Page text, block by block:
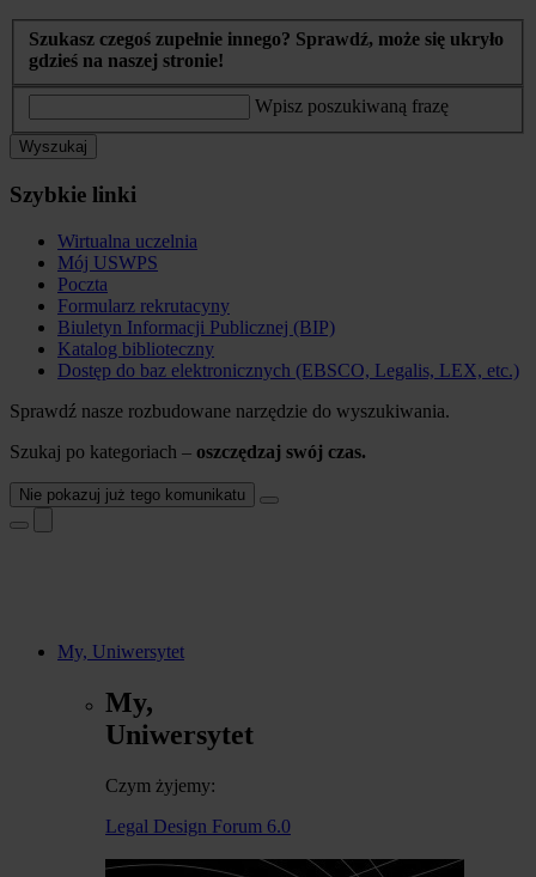
Szukasz czegoś zupełnie innego? Sprawdź, może się ukryło
gdzieś na naszej stronie!
Wpisz poszukiwaną frazę
Wyszukaj
Szybkie linki
Wirtualna uczelnia
Mój USWPS
Poczta
Formularz rekrutacyny
Biuletyn Informacji Publicznej (BIP)
Katalog biblioteczny
Dostęp do baz elektronicznych (EBSCO, Legalis, LEX, etc.)
Sprawdź nasze rozbudowane narzędzie do wyszukiwania.
Szukaj po kategoriach – oszczędzaj swój czas.
Nie pokazuj już tego komunikatu
My, Uniwersytet
My,
Uniwersytet
Czym żyjemy:
Legal Design Forum 6.0